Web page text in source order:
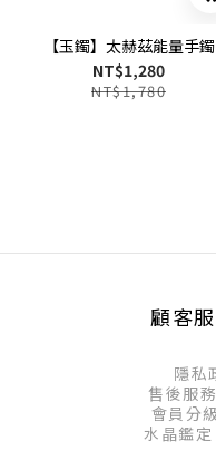
【玉鐲】太赫茲能量手鐲
NT$1,280
NT$1,780
顧客
隱
售後服
會員分
水晶鑑